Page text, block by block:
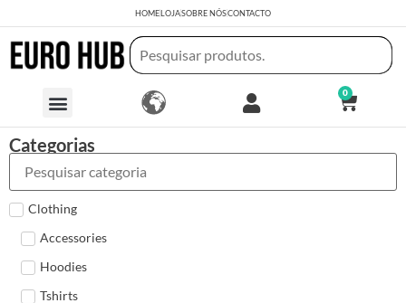
HOMELOJASOBRE NÓSCONTACTO
0
Categorias
Clothing
Accessories
Hoodies
Tshirts